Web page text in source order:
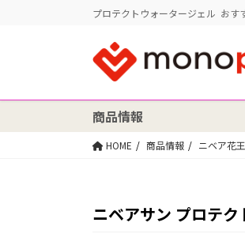
プロテクトウォータージェル おす
商品情報
HOME 商品情報 ニベア花王
ニベアサン プロテ